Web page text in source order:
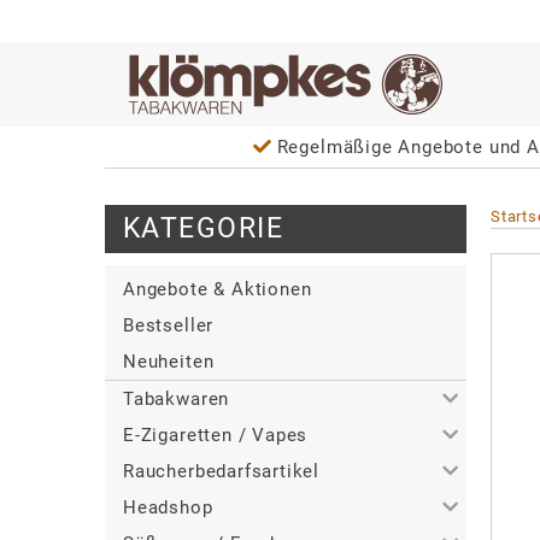
Regelmäßige Angebote und
KATEGORIE
Angebote & Aktionen
Bestseller
Neuheiten
Tabakwaren
>Alle
>Zigaretten
>Zigarren / Zigarillos
E-Zigaretten / Vapes
>Alle
>Tabakerhitzer
Raucherbedarfsartikel
>Alle
Headshop